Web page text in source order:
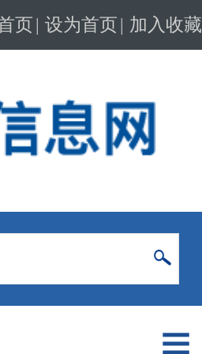
页| 设为首页| 加入收藏